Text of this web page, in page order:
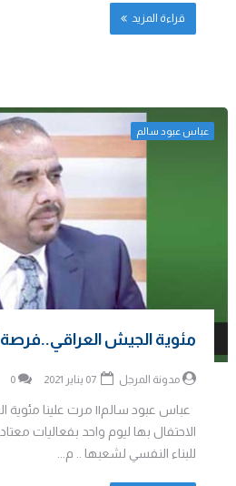
قراءة المزيد
عباس عبود سالم
مئوية الجيش العراقي..فرصة
مدونة المرجل 0
عباس عبود سالم|| مرت علينا مئوية
الاحتفال بها ليوم واحد بفعاليات
للبناء النفسي لشعبها .. م...